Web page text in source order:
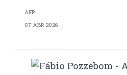
AFP
07 ABR 2026